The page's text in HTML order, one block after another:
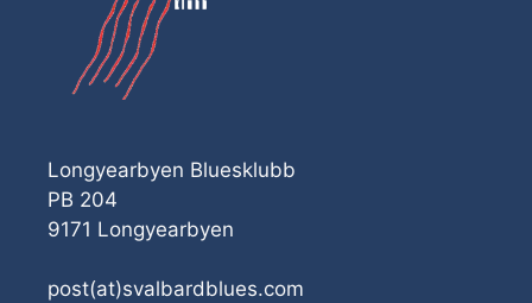
Longyearbyen Bluesklubb
PB 204
9171 Longyearbyen
post(at)svalbardblues.com